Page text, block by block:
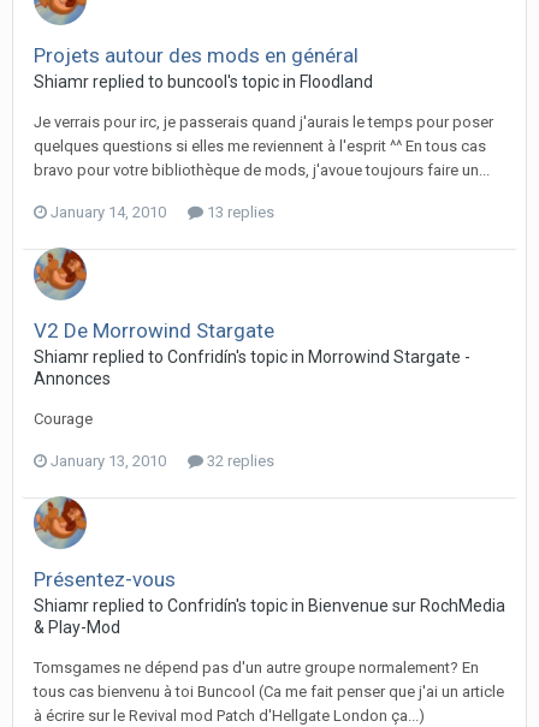
Projets autour des mods en général
Shiamr replied to buncool's topic in Floodland
Je verrais pour irc, je passerais quand j'aurais le temps pour poser
quelques questions si elles me reviennent à l'esprit ^^ En tous cas
bravo pour votre bibliothèque de mods, j'avoue toujours faire un...
January 14, 2010 13 replies
V2 De Morrowind Stargate
Shiamr replied to Confridín's topic in Morrowind Stargate -
Annonces
Courage
January 13, 2010 32 replies
Présentez-vous
Shiamr replied to Confridín's topic in Bienvenue sur RochMedia
& Play-Mod
Tomsgames ne dépend pas d'un autre groupe normalement? En
tous cas bienvenu à toi Buncool (Ca me fait penser que j'ai un article
à écrire sur le Revival mod Patch d'Hellgate London ça...)